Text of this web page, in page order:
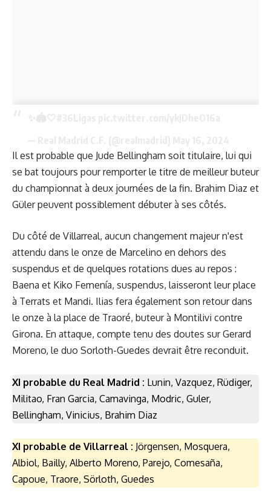
Il est probable que Jude Bellingham soit titulaire, lui qui
se bat toujours pour remporter le titre de meilleur buteur
du championnat à deux journées de la fin. Brahim Diaz et
Güler peuvent possiblement débuter à ses côtés.
Du côté de Villarreal, aucun changement majeur n'est
attendu dans le onze de Marcelino en dehors des
suspendus et de quelques rotations dues au repos :
Baena et Kiko Femenía, suspendus, laisseront leur place
à Terrats et Mandi. Ilias fera également son retour dans
le onze à la place de Traoré, buteur à Montilivi contre
Girona. En attaque, compte tenu des doutes sur Gerard
Moreno, le duo Sorloth-Guedes devrait être reconduit.
XI probable du Real Madrid : Lunin, Vazquez, Rüdiger,
Militao, Fran Garcia, Camavinga, Modric, Guler,
Bellingham, Vinicius, Brahim Diaz
XI probable de Villarreal : Jörgensen, Mosquera,
Albiol, Bailly, Alberto Moreno, Parejo, Comesaña,
Capoue, Traore, Sörloth, Guedes